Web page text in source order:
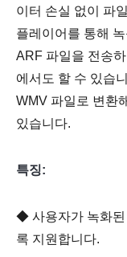
이터 손실 없이 파
플레이어를 통해
ARF 파일을 전송
에서도 할 수 있습
WMV 파일로 변환
있습니다.
특징:
◆ 사용자가 녹화된
록 지원합니다.